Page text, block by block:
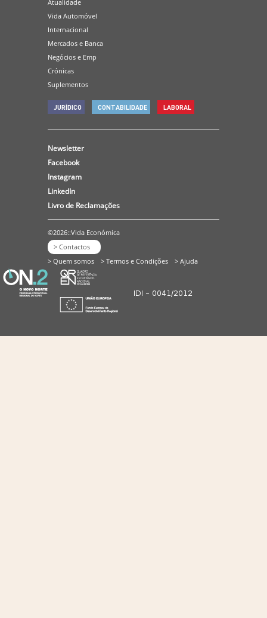
Atualidade
Vida Automóvel
Internacional
Mercados e Banca
Negócios e Emp
Crónicas
Suplementos
JURÍDICO CONTABILIDADE LABORAL
Newsletter
Facebook
Instagram
LinkedIn
Livro de Reclamações
©2026::Vida Económica
> Contactos
> Quem somos
> Termos e Condições > Ajuda